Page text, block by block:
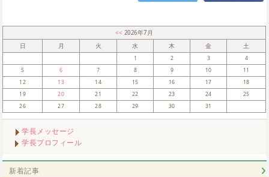
<< 2026年7月
日
月 火 水 木 金 土
1 2 3
4
5
6 7 8 9 10
11
12
13 14 15 16 17
18
19
20 21 22 23 24
25
26
27 28 29 30 31
学長メッセージ
学長プロフィール
新着記事